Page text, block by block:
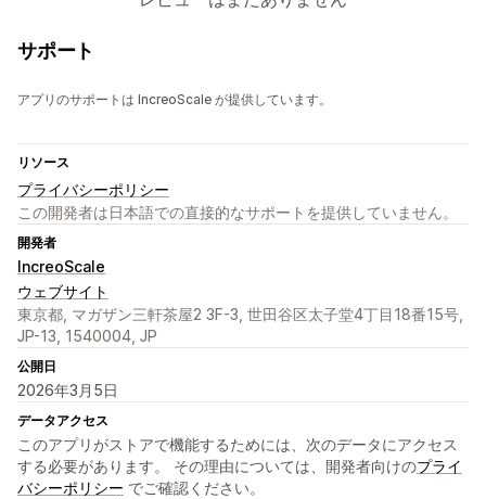
サポート
アプリのサポートは IncreoScale が提供しています。
リソース
プライバシーポリシー
この開発者は日本語での直接的なサポートを提供していません。
開発者
IncreoScale
ウェブサイト
東京都, マガザン三軒茶屋2 3F-3, 世田谷区太子堂4丁目18番15号,
JP-13, 1540004, JP
公開日
2026年3月5日
データアクセス
このアプリがストアで機能するためには、次のデータにアクセス
する必要があります。 その理由については、開発者向けのプライ
バシーポリシー でご確認ください。